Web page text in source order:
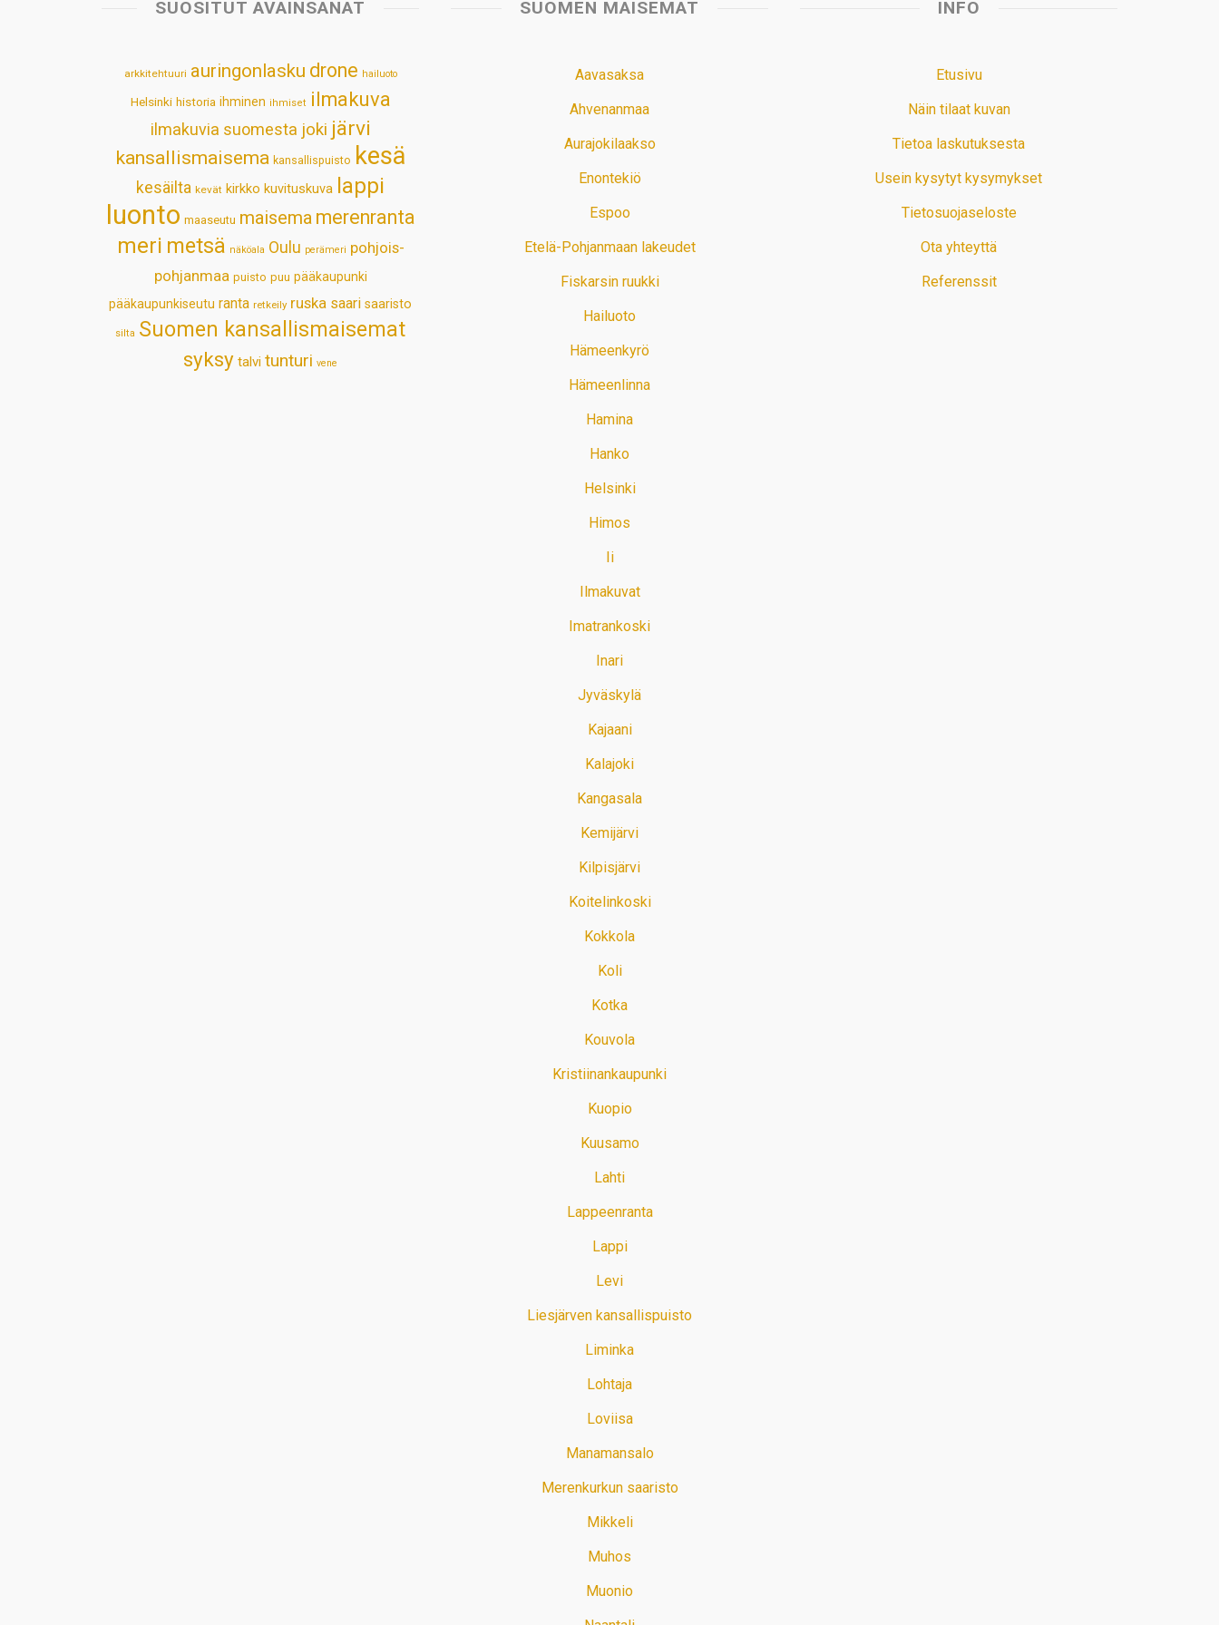
SUOSITUT AVAINSANAT
arkkitehtuuri auringonlasku drone hailuoto
Helsinki historia ihminen ihmiset ilmakuva
ilmakuvia suomesta joki järvi
kansallismaisema kansallispuisto kesä
kesäilta kevät kirkko kuvituskuva lappi
luonto maaseutu maisema merenranta
meri metsä näköala Oulu perämeri pohjois-
pohjanmaa puisto puu pääkaupunki
pääkaupunkiseutu ranta retkeily ruska saari saaristo
silta Suomen kansallismaisemat
syksy talvi tunturi vene
SUOMEN MAISEMAT
Aavasaksa
Ahvenanmaa
Aurajokilaakso
Enontekiö
Espoo
Etelä-Pohjanmaan lakeudet
Fiskarsin ruukki
Hailuoto
Hämeenkyrö
Hämeenlinna
Hamina
Hanko
Helsinki
Himos
Ii
Ilmakuvat
Imatrankoski
Inari
Jyväskylä
Kajaani
Kalajoki
Kangasala
Kemijärvi
Kilpisjärvi
Koitelinkoski
Kokkola
Koli
Kotka
Kouvola
Kristiinankaupunki
Kuopio
Kuusamo
Lahti
Lappeenranta
Lappi
Levi
Liesjärven kansallispuisto
Liminka
Lohtaja
Loviisa
Manamansalo
Merenkurkun saaristo
Mikkeli
Muhos
Muonio
INFO
Etusivu
Näin tilaat kuvan
Tietoa laskutuksesta
Usein kysytyt kysymykset
Tietosuojaseloste
Ota yhteyttä
Referenssit